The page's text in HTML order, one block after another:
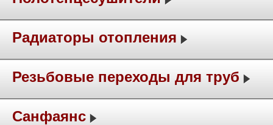
Радиаторы отопления
Резьбовые переходы для труб
Санфаянс